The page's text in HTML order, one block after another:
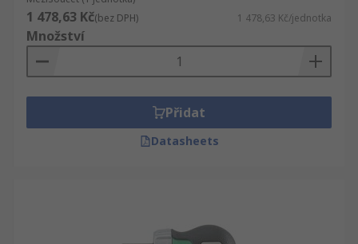
1 478,63 Kč(bez DPH) 1 478,63 Kč/jednotka
Množství
Přidat
Datasheets